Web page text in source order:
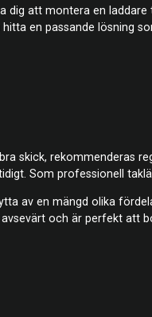
dig att montera en
en passande lösning
skick, rekommenderas
Som professionell
av en mängd olika
och är perfekt att